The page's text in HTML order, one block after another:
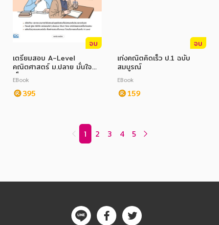
จบ
เตรียมสอบ A-Level
คณิตศาสตร์ ม.ปลาย มั่นใจ
เต็ม 100
EBook
395
จบ
เก่งคณิตคิดเร็ว ป.1 ฉบับ
สมบูรณ์
EBook
159
1 2 3 4 5